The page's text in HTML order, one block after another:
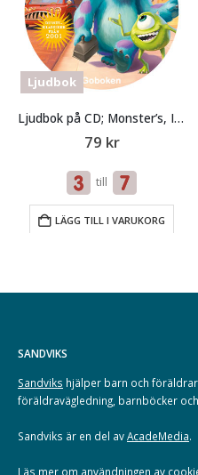
Ljudbok
Ljudbok på CD; Monster’s, Inc.
79 kr
till
LÄGG TILL I VARUKORG
SANDVIKS
Sandviks hjälper barn och
föräldravägledning, barnböcker
Sandviks är en del avAcadeMedia.
Läs mer om användningen av